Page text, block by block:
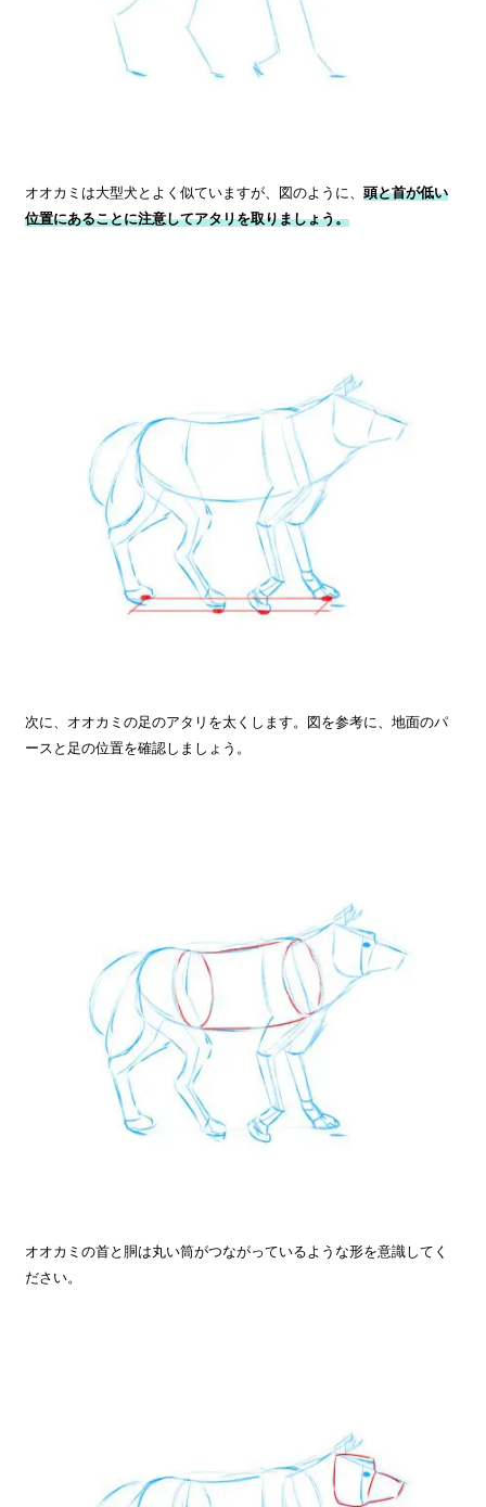
オオカミは大型犬とよく似ていますが、図のように、 頭と首が低い
位置にあることに注意してアタリを取りましょう。
次に、オオカミの足のアタリを太くします。図を参考に、地面のパ
ースと足の位置を確認しましょう。
オオカミの首と胴は丸い筒がつながっているような形を意識してく
ださい。